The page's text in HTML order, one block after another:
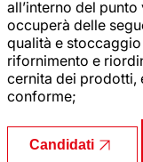
all’interno del
occuperà delle
qualità e
rifornimento e
cernita dei prodotti,
conforme;
Candidati